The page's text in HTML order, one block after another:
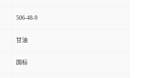
506-48-9
甘油
国标